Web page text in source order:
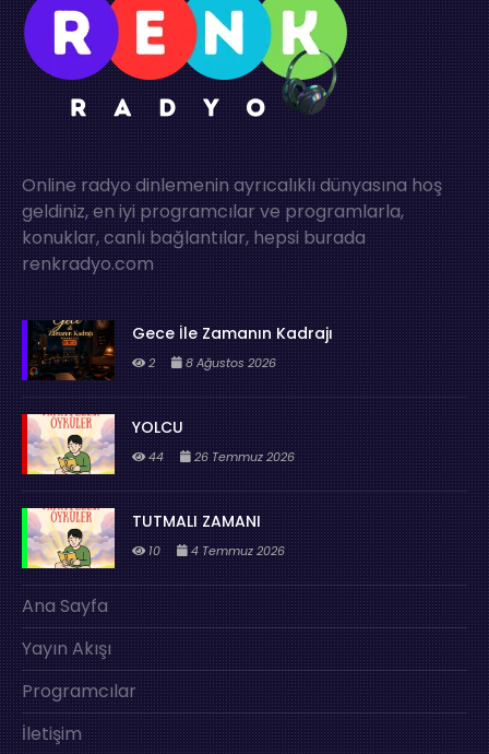
Online radyo dinlemenin ayrıcalıklı dünyasına hoş
geldiniz, en iyi programcılar ve programlarla,
konuklar, canlı bağlantılar, hepsi burada
renkradyo.com
Gece İle Zamanın Kadrajı
2 8 Ağustos 2026
YOLCU
44 26 Temmuz 2026
TUTMALI ZAMANI
10 4 Temmuz 2026
Ana Sayfa
Yayın Akışı
Programcılar
İletişim